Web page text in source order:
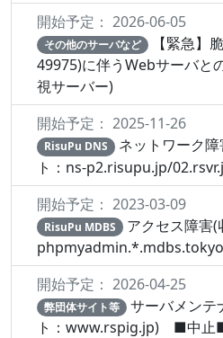
開始予定： 2026-06-05
その他のサーバなど
【緊急】
49975)に伴うWebサーバと
視サーバー)
開始予定： 2025-11-26
RisuPu DNS
ネットワーク
ト：ns-p2.risupu.jp/
開始予定： 2023-03-09
RisuPu MDBS
アクセス障害(
開始予定： 2026-04-25
弊団体サイト等
サーバメンテ
ト：www.rspig.jp) ■中止